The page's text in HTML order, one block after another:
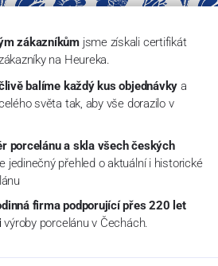
zákazníkům jsme získali certifikát
na Heureka.
balíme každý kus objednávky a
světa tak, aby vše dorazilo v
porcelánu a skla všech českých
jedinečný přehled o aktuální i historické
firma podporující přes 220 let
výroby porcelánu v Čechách.